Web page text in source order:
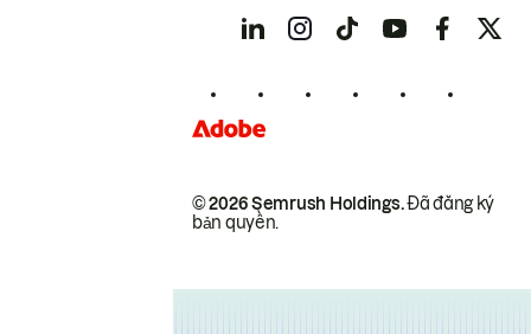
© 2026 Semrush Holdings.Đã đăng ký
bản quyền.